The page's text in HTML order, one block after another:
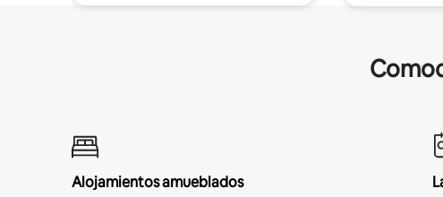
Alojamientos amueblados